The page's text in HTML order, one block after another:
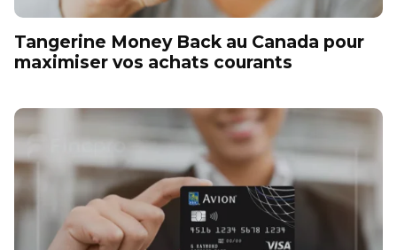
Tangerine Money Back au Canada pour
maximiser vos achats courants